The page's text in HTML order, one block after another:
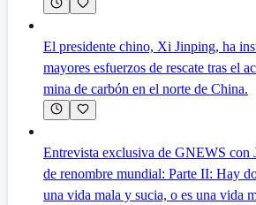
El presidente chino, Xi Jinping, ha
mayores esfuerzos de rescate tras el
mina de carbón en el norte de China.
Entrevista exclusiva de GNEWS con
de renombre mundial: Parte II: Hay
una vida mala y sucia, o es una vida